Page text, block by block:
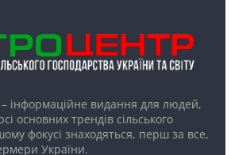
інформаційне видання для людей,
основних трендів сільського
фокусі знаходяться, перш за все,
України.